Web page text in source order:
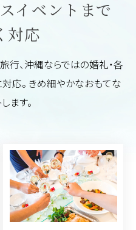
イベントまで
対応
行、沖縄ならではの婚礼・各
応。 きめ細やかなおもてな
ます。